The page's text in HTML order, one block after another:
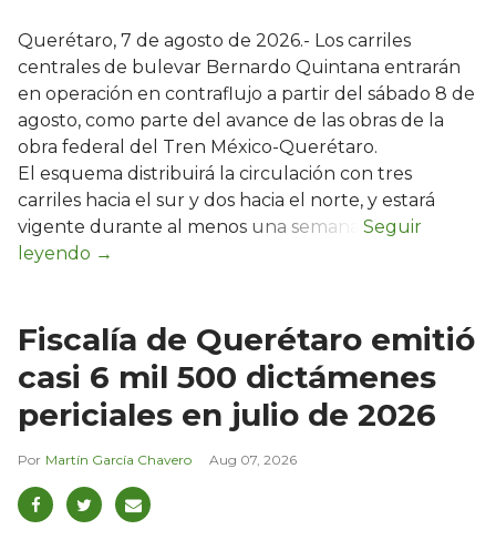
Querétaro, 7 de agosto de 2026.- Los carriles
centrales de bulevar Bernardo Quintana entrarán
en operación en contraflujo a partir del sábado 8 de
agosto, como parte del avance de las obras de la
obra federal del Tren México-Querétaro.
El esquema distribuirá la circulación con tres
carriles hacia el sur y dos hacia el norte, y estará
vigente durante al menos una semana.
Fiscalía de Querétaro emitió
casi 6 mil 500 dictámenes
periciales en julio de 2026
Martín García Chavero Aug 07, 2026